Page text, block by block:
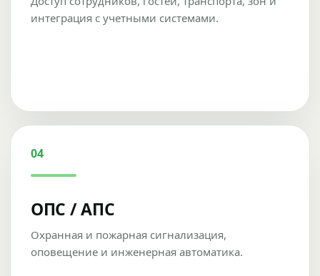
интеграция с учетными системами.
04
ОПС / АПС
Охранная и пожарная сигнализация,
оповещение и инженерная автоматика.